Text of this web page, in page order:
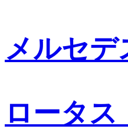
メルセデ
ロータス